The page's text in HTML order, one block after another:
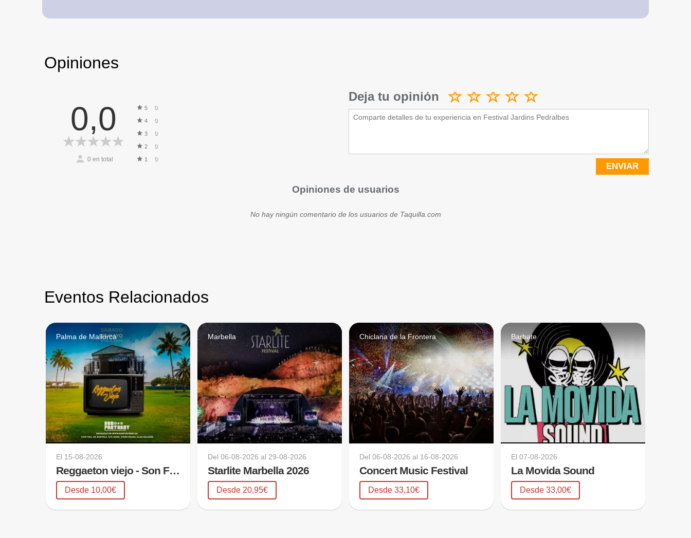
Opiniones
0,0
0 en total
5 0
4 0
3 0
2 0
1 0
Deja tu opinión
ENVIAR
Opiniones de usuarios
No hay ningún comentario de los usuarios de Taquilla.com
Eventos Relacionados
Palma de Mallorca
El 15-08-2026
Reggaeton viejo - Son Fusteret
Desde 10,00€
Marbella
Del06-08-2026 al 29-08-2026
Starlite Marbella 2026
Desde 20,95€
Chiclana de la Frontera
Del06-08-2026 al 16-08-2026
Concert Music Festival
Desde 33,10€
Barbate
El07-08-2026
La Movida Sound
Desde 33,00€